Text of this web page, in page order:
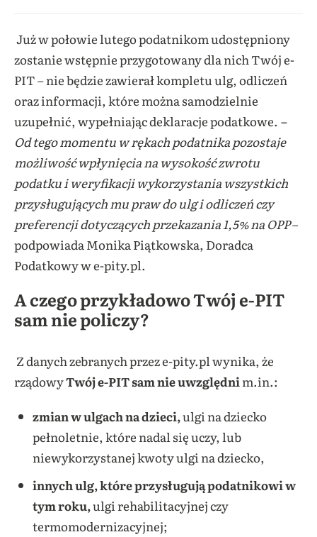
Już w połowie lutego podatnikom udostępniony
zostanie wstępnie przygotowany dla nich Twój e-
PIT – nie będzie zawierał kompletu ulg, odliczeń
oraz informacji, które można samodzielnie
uzupełnić, wypełniając deklaracje podatkowe. –
Od tego momentu w rękach podatnika pozostaje
możliwość wpłynięcia na wysokość zwrotu
podatku i weryfikacji wykorzystania wszystkich
przysługujących mu praw do ulg i odliczeń czy
preferencji dotyczących przekazania 1,5% na OPP–
podpowiada Monika Piątkowska, Doradca
Podatkowy w e-pity.pl.
A czego przykładowo Twój e-PIT
sam nie policzy?
Z danych zebranych przez e-pity.pl wynika, że
rządowyTwój e-PIT sam nie uwzględni m.in.:
zmian w ulgach na dzieci,ulgi na dziecko
pełnoletnie, które nadal się uczy, lub
niewykorzystanej kwoty ulgi na dziecko,
innych ulg, które przysługują podatnikowi w
tym roku,ulgi rehabilitacyjnej czy
termomodernizacyjnej;